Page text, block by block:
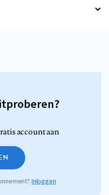
account aan
Inloggen